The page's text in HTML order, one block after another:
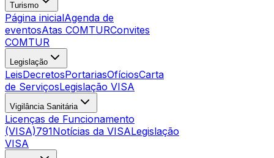
Turismo
Página inicialAgenda de
eventosAtas COMTURConvites
COMTUR
Legislação
LeisDecretosPortariasOfíciosCarta
de ServiçosLegislação VISA
Vigilância Sanitária
Licenças de Funcionamento
(VISA)791Notícias da VISALegislação
VISA